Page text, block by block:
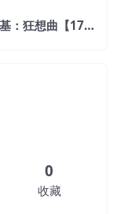
Leopold Stokowski – 史托考夫斯基：狂想曲【176.4kHz／24bit】
0
收藏